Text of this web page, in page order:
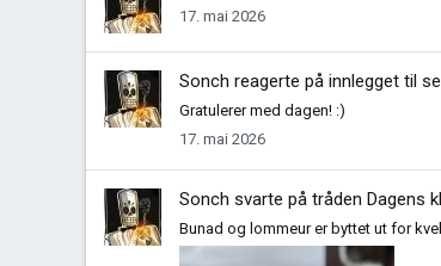
17. mai 2026
Sonch reagerte på innlegget til
Gratulerer med dagen! :)
17. mai 2026
Sonch svarte på tråden Dagens
Bunad og lommeur er byttet ut for